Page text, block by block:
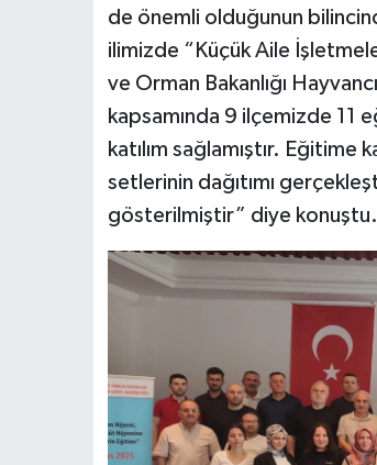
de önemli olduğunun
ilimizde “Küçük Aile
ve Orman Bakanlığı
kapsamında 9 ilçemizde
katılım sağlamıştır.
setlerinin dağıtımı
gösterilmiştir” diye konuştu.